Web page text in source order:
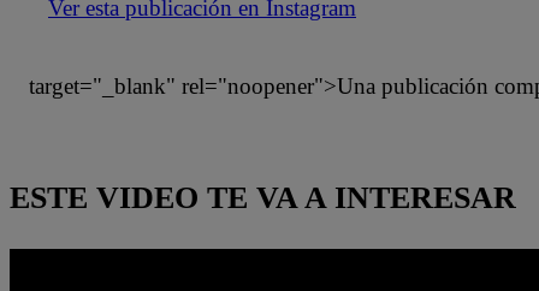
Ver esta publicación en Instagram
target="_blank" rel="noopener">Una publicación
ESTE VIDEO TE VA A INTERESAR